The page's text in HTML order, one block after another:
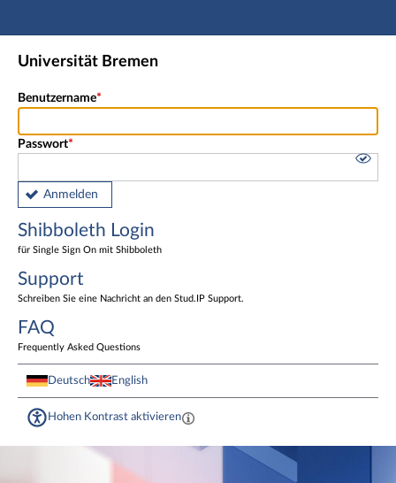
Hauptnavigation
Shibboleth Login
Universität Bremen
Benutzername
Passwort
Anmelden
Shibboleth Login
für Single Sign On mit Shibboleth
Support
Schreiben Sie eine Nachricht an den Stud.IP Support.
FAQ
Frequently Asked Questions
Deutsch English
Hohen Kontrast aktivieren